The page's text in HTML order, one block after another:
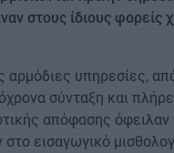
στους ίδιους
υπηρεσίες,
σύνταξη και
απόφασης
εισαγωγικό